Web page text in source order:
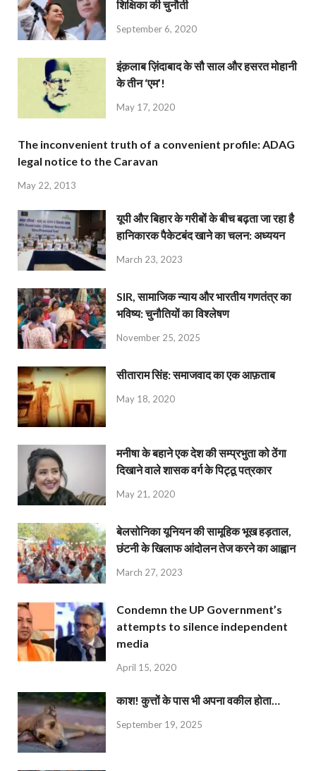
शिक्षिका की चुनौती
September 6, 2020
इंक़लाब ज़िंदाबाद के सौ साल और हसरत मोहानी
के तीन ‘एम’!
May 17, 2020
The inconvenient truth of a convenient profile: ADAG
legal notice to the Caravan
May 22, 2013
यूपी और बिहार के गरीबों के बीच बढ़ता जा रहा है
हानिकारक पैकेटबंद खाने का चलन: अध्ययन
March 23, 2023
SIR, सामाजिक न्याय और भारतीय गणतंत्र का
भविष्य: चुनौतियों का विश्लेषण
November 25, 2025
सीताराम सिंह: समाजवाद का एक आफ़ताब
May 18, 2020
मनीषा के बहाने एक देश की सम्प्रभुता को ठेंगा
दिखाने वाले शासक वर्ग के पिट्ठू पत्रकार
May 21, 2020
बेलसोनिका यूनियन की सामूहिक भूख हड़ताल,
छंटनी के खिलाफ आंदोलन तेज करने का आह्वान
March 27, 2023
Condemn the UP Government’s
attempts to silence independent
media
April 15, 2020
काश! कुत्तों के पास भी अपना वकील होता…
September 19, 2025